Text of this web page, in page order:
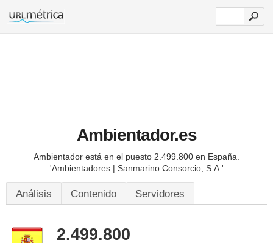
Ambientador.es
Ambientador está en el puesto 2.499.800 en España.
'Ambientadores | Sanmarino Consorcio, S.A.'
Análisis Contenido Servidores
2.499.800